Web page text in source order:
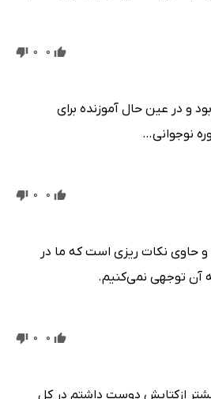
0
0
و در عین حال آموزنده برای
نوجوانی…
0
0
و حاوی نکات ریزی است که ما در
آن توجهی نمی‌کنیم.
0
0
از‌کتابش دوست داشتم در کل